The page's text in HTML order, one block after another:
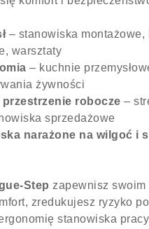
– stanowiska montażowe,
warsztaty
– kuchnie
żywności
przestrzenie robocze –
sprzedażowe
narażone na wilgoć i
Step zapewnisz
zredukujesz ryzyko
stanowiska